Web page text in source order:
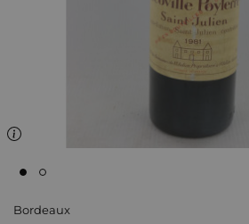
Bordeaux